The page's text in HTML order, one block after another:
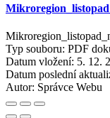
Typ souboru: PDF
Datum vložení: 5. 12.
Datum poslední
Autor: Správce Webu